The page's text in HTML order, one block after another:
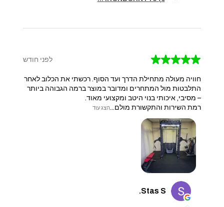
★
★
★
★
★ לפני חודש
חוויה מעולה מתחילת הדרך ועד הסוף. רכשתי את הכלוב לאחר
התלבטות מול המתחרים ומדובר במוצר ברמה הגבוהה ביותר
– מסיבי, איכותי בנוי היטב ומקצועי מאוד.
​רמת השירות והתקשורת מולם...הצג עוד
Stas S.